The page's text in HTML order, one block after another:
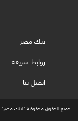
بنك مصر
روابط سريعة
اتصل بنا
جميع الحقوق محفوظة "لبنك مصر" ©